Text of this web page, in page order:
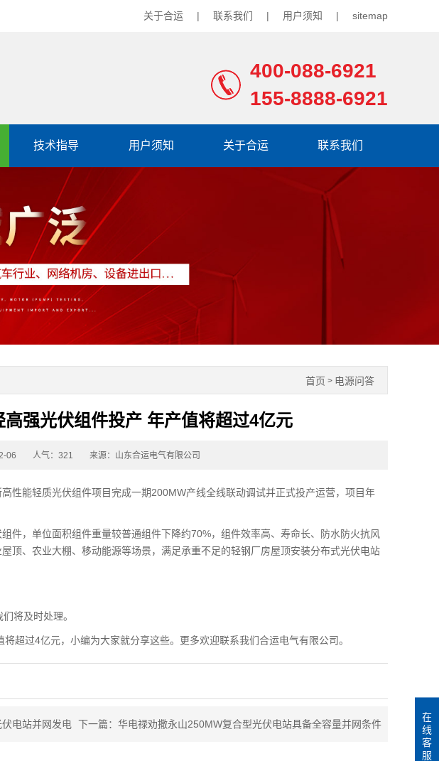
关于合运 | 联系我们 | 用户须知 | sitemap
400-088-6921
155-8888-6921
技术指导 用户须知 关于合运 联系我们
首页 > 电源问答
强光伏组件投产 年产值将超过4亿元
06 人气： 321 来源：山东合运电气有限公司
性能轻质光伏组件项目完成一期200MW产线全线联动调试并正式投产运营，项目年
件，单位面积组件重量较普通组件下降约70%，组件效率高、寿命长、防水防火抗风
顶、农业大棚、移动能源等场景，满足承重不足的轻钢厂房屋顶安装分布式光伏电站
将及时处理。
超过4亿元，小编为大家就分享这些。更多欢迎联系我们合运电气有限公司。
电站并网发电 下一篇：华电禄劝撒永山250MW复合型光伏电站具备全容量并网条件
在
线
客
服